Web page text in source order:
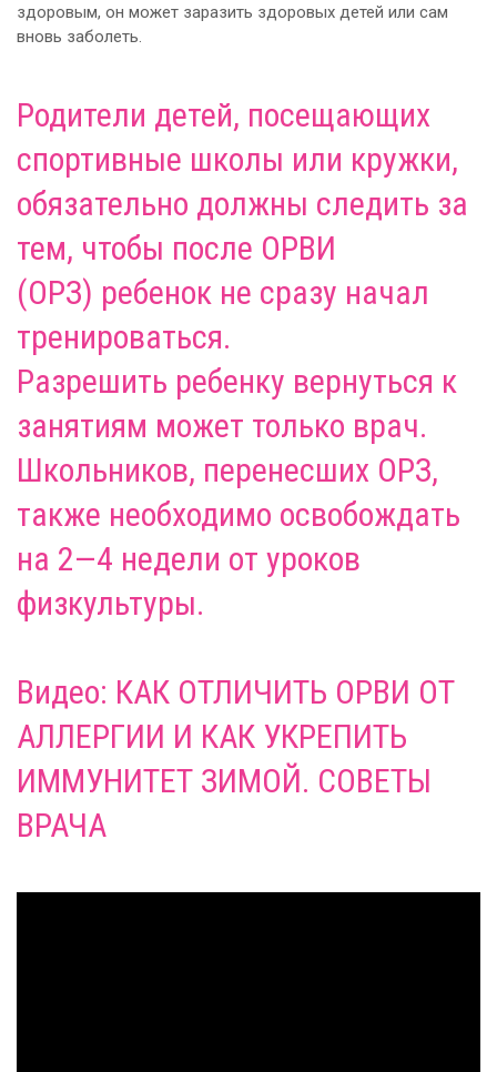
здоровым, он может заразить здоровых детей или сам
вновь заболеть.
Родители детей, посещающих
спортивные школы или кружки,
обязательно должны следить за
тем, чтобы после ОРВИ
(ОРЗ) ребенок не сразу начал
тренироваться.
Разрешить ребенку вернуться к
занятиям может только врач.
Школьников, перенесших ОРЗ,
также необходимо освобождать
на 2—4 недели от уроков
физкультуры.
Видео: КАК ОТЛИЧИТЬ ОРВИ ОТ
АЛЛЕРГИИ И КАК УКРЕПИТЬ
ИММУНИТЕТ ЗИМОЙ. СОВЕТЫ
ВРАЧА